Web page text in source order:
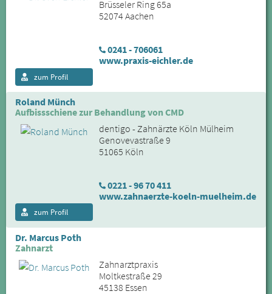
Brüsseler Ring 65a
52074 Aachen
0241 - 706061
www.praxis-eichler.de
zum Profil
Roland Münch
Aufbissschiene zur Behandlung von CMD
dentigo - Zahnärzte Köln Mülheim
Genovevastraße 9
51065 Köln
0221 - 96 70 411
www.zahnaerzte-koeln-muelheim.de
zum Profil
Dr. Marcus Poth
Zahnarzt
Zahnarztpraxis
Moltkestraße 29
45138 Essen